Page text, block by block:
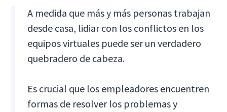
A medida que más y más personas trabajan
desde casa, lidiar con los conflictos en los
equipos virtuales puede ser un verdadero
quebradero de cabeza.
Es crucial que los empleadores encuentren
formas de resolver los problemas y